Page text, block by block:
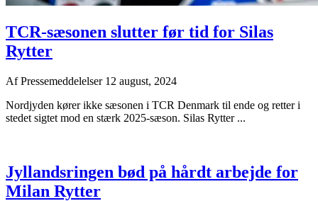
TCR-sæsonen slutter før tid for Silas
Rytter
AfPressemeddelelser 12 august, 2024
Nordjyden kører ikke sæsonen i TCR Denmark til ende og retter i
stedet sigtet mod en stærk 2025-sæson. Silas Rytter ...
Jyllandsringen bød på hårdt arbejde for
Milan Rytter